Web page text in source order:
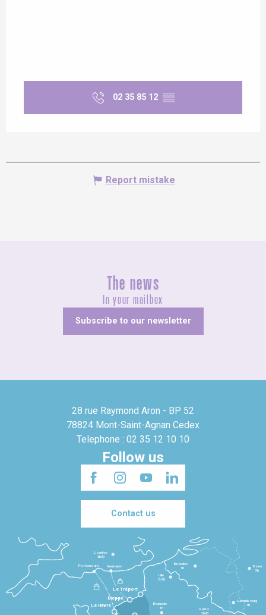
02 35 85 12 ▒▒
Report mistake
The news
In your mailbox
Subscribe to our newsletter
28 rue Raymond Aron - BP 52
78824 Mont-Saint-Agnan Cedex
Telephone : 02 35 12 10 10
Follow us
Contact us
Le Havre
Dieppe
Le Tréport
Beauvais
1h
Reims
2h45
Lille
2h30
Bruxelles
3h
Londres
3h30
Newhaven
Portsmouth
Bonn
5h
Luxembourg
4h